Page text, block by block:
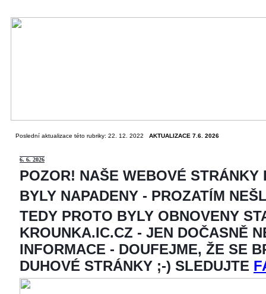
Poslední aktualizace této rubriky: 22. 12. 2022 AKTUALIZACE 7.6. 2026
6. 6. 2026
POZOR! NAŠE WEBOVÉ STRÁNKY
BYLY NAPADENY - PROZATÍM
TEDY PROTO BYLY OBNOVENY
KROUNKA.IC.CZ - JEN DOČASNĚ
INFORMACE - DOUFEJME, ŽE SE
DUHOVÉ STRÁNKY ;-) SLEDUJTE